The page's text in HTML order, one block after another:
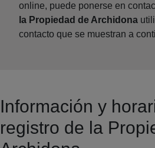
online, puede ponerse en
la Propiedad de Archidona
contacto que se muestran a
Información y
registro de la